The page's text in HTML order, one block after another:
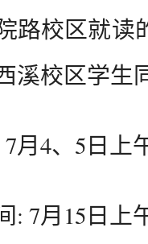
路校区就读
溪校区学生
月4、5日上
: 7月15日上